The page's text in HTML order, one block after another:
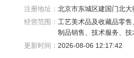
注册地址： 北京市东城区建国门北
经营范围： 工艺美术品及收藏品零
制品销售、技术服务、
更新时间： 2026-08-06 12:17:42